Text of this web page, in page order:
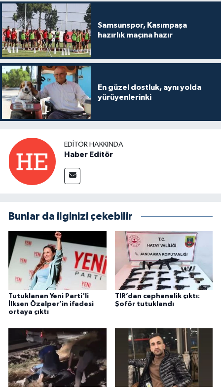
Samsunspor, Kasımpaşa
hazırlık maçına hazır
En güzel dostluk, aynı yolda
yürüyenlerinki
EDITÖR HAKKINDA
Haber Editör
Bunlar da ilginizi çekebilir
Tutuklanan Yeni Parti'li
İlksen Özalper’in ifadesi
ortaya çıktı
TIR’dan cephanelik çıktı:
Şoför tutuklandı